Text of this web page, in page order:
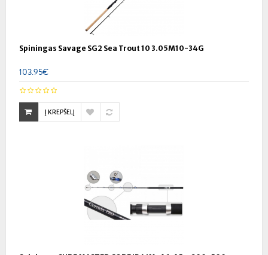
Spiningas Savage SG2 Sea Trout 10 3.05M10-34G
103.95€
Į KREPŠELĮ